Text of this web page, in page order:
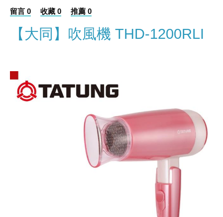
留言 0 收藏 0 推薦 0
【大同】吹風機 THD-1200RLI